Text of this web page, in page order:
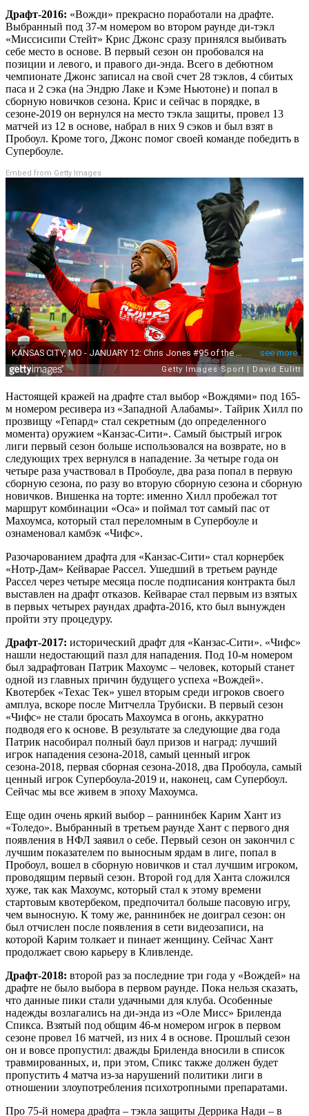
Драфт-2016: «Вожди» прекрасно поработали на драфте.
Выбранный под 37-м номером во втором раунде ди-тэкл
«Миссисипи Стейт» Крис Джонс сразу принялся выбивать
себе место в основе. В первый сезон он пробовался на
позиции и левого, и правого ди-энда. Всего в дебютном
чемпионате Джонс записал на свой счет 28 тэклов, 4 сбитых
паса и 2 сэка (на Эндрю Лаке и Кэме Ньютоне) и попал в
сборную новичков сезона. Крис и сейчас в порядке, в
сезоне-2019 он вернулся на место тэкла защиты, провел 13
матчей из 12 в основе, набрал в них 9 сэков и был взят в
Пробоул. Кроме того, Джонс помог своей команде победить в
Супербоуле.
Embed from Getty Images
Настоящей кражей на драфте стал выбор «Вождями» под 165-
м номером ресивера из «Западной Алабамы». Тайрик Хилл по
прозвищу «Гепард» стал секретным (до определенного
момента) оружием «Канзас-Сити». Самый быстрый игрок
лиги первый сезон больше использовался на возврате, но в
следующих трех вернулся в нападение. За четыре года он
четыре раза участвовал в Пробоуле, два раза попал в первую
сборную сезона, по разу во вторую сборную сезона и сборную
новичков. Вишенка на торте: именно Хилл пробежал тот
маршрут комбинации «Оса» и поймал тот самый пас от
Махоумса, который стал переломным в Супербоуле и
ознаменовал камбэк «Чифс».
Разочарованием драфта для «Канзас-Сити» стал корнербек
«Нотр-Дам» Кейварае Рассел. Ушедший в третьем раунде
Рассел через четыре месяца после подписания контракта был
выставлен на драфт отказов. Кейварае стал первым из взятых
в первых четырех раундах драфта-2016, кто был вынужден
пройти эту процедуру.
Драфт-2017: исторический драфт для «Канзас-Сити». «Чифс»
нашли недостающий пазл для нападения. Под 10-м номером
был задрафтован Патрик Махоумс – человек, который станет
одной из главных причин будущего успеха «Вождей».
Квотербек «Техас Тек» ушел вторым среди игроков своего
амплуа, вскоре после Митчелла Трубиски. В первый сезон
«Чифс» не стали бросать Махоумса в огонь, аккуратно
подводя его к основе. В результате за следующие два года
Патрик насобирал полный баул призов и наград: лучший
игрок нападения сезона-2018, самый ценный игрок
сезона-2018, первая сборная сезона-2018, два Пробоула, самый
ценный игрок Супербоула-2019 и, наконец, сам Супербоул.
Сейчас мы все живем в эпоху Махоумса.
Еще один очень яркий выбор – раннинбек Карим Хант из
«Толедо». Выбранный в третьем раунде Хант с первого дня
появления в НФЛ заявил о себе. Первый сезон он закончил с
лучшим показателем по выносным ярдам в лиге, попал в
Пробоул, вошел в сборную новичков и стал лучшим игроком,
проводящим первый сезон. Второй год для Ханта сложился
хуже, так как Махоумс, который стал к этому времени
стартовым квотербеком, предпочитал больше пасовую игру,
чем выносную. К тому же, раннинбек не доиграл сезон: он
был отчислен после появления в сети видеозаписи, на
которой Карим толкает и пинает женщину. Сейчас Хант
продолжает свою карьеру в Кливленде.
Драфт-2018: второй раз за последние три года у «Вождей» на
драфте не было выбора в первом раунде. Пока нельзя сказать,
что данные пики стали удачными для клуба. Особенные
надежды возлагались на ди-энда из «Оле Мисс» Бриленда
Спикса. Взятый под общим 46-м номером игрок в первом
сезоне провел 16 матчей, из них 4 в основе. Прошлый сезон
он и вовсе пропустил: дважды Бриленда вносили в список
травмированных, и, при этом, Спикс также должен будет
пропустить 4 матча из-за нарушений политики лиги в
отношении злоупотребления психотропными препаратами.
Про 75-й номера драфта – тэкла защиты Деррика Нади – в